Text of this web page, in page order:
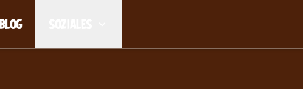
BLOG